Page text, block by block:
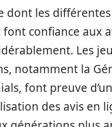
dont les
confiance aux
Les
notamment la
font preuve
des avis en